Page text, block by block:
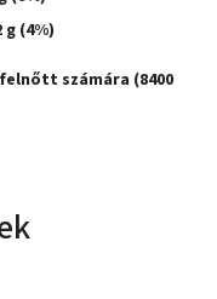
g (4%)
számára (8400